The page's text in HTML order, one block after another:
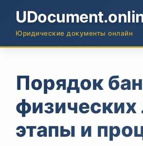
Юридические документы онлайн
Порядок
этапы и